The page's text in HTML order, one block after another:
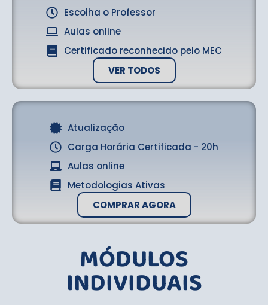
Escolha o Professor
Aulas online
Certificado reconhecido pelo MEC
VER TODOS
Atualização
Carga Horária Certificada - 20h
Aulas online
Metodologias Ativas
COMPRAR AGORA
MÓDULOS
INDIVIDUAIS